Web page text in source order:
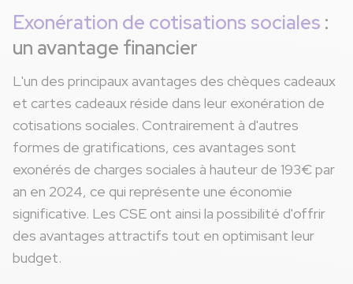
Exonération de cotisations sociales :
un avantage financier
L'un des principaux avantages des chèques cadeaux
et cartes cadeaux réside dans leur exonération de
cotisations sociales. Contrairement à d'autres
formes de gratifications, ces avantages sont
exonérés de charges sociales à hauteur de 193€ par
an en 2024, ce qui représente une économie
significative. Les CSE ont ainsi la possibilité d'offrir
des avantages attractifs tout en optimisant leur
budget.